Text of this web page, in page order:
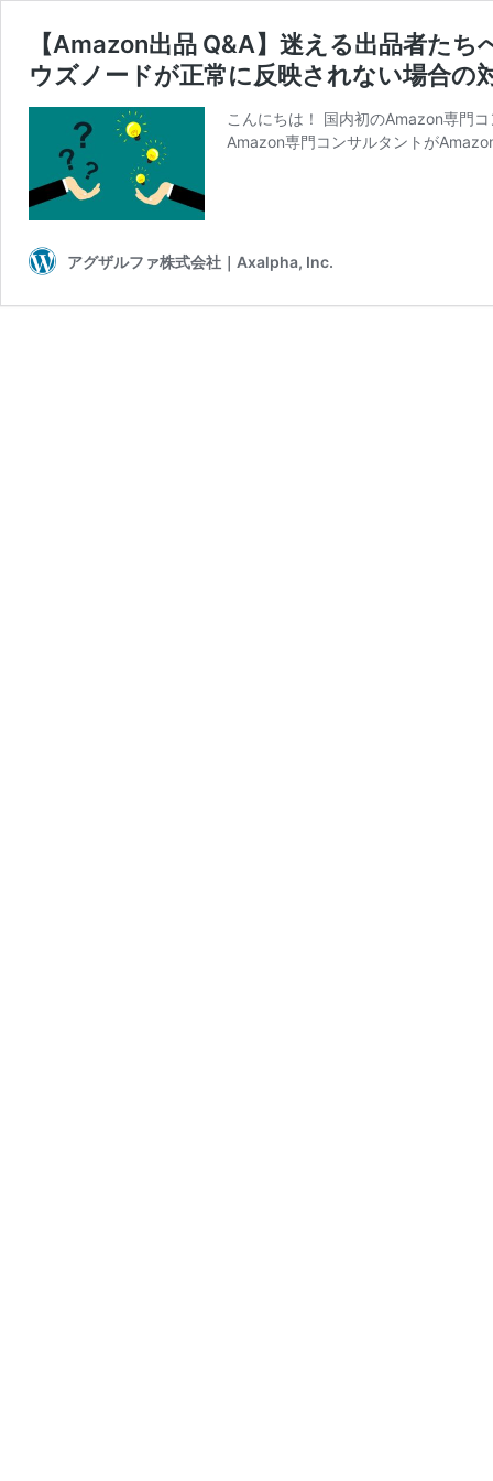
【Amazon出品 Q&A】迷える出品者た
ウズノードが正常に反映されない場合の
こんにちは！ 国内初のAmazon専門
Amazon専門コンサルタントが
アグザルファ株式会社｜Axalpha, Inc.